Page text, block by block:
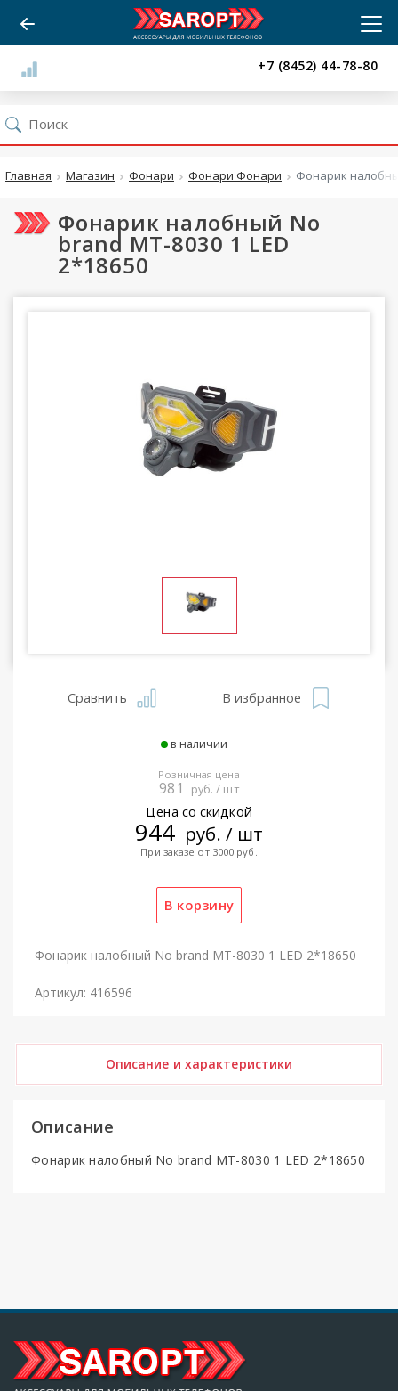
+7 (8452) 44-78-80
Главная Магазин Фонари Фонари Фонари Фонарик
Фонарик налобный No
brand MT-8030 1 LED
2*18650
Сравнить В избранное
в наличии
Розничная цена
981 руб. / шт
Цена со скидкой
944 руб. / шт
При заказе от 3000 руб.
Фонарик налобный No brand MT-8030 1 LED 2*18650
Артикул: 416596
Описание и характеристики
Описание
Фонарик налобный No brand MT-8030 1 LED 2*18650